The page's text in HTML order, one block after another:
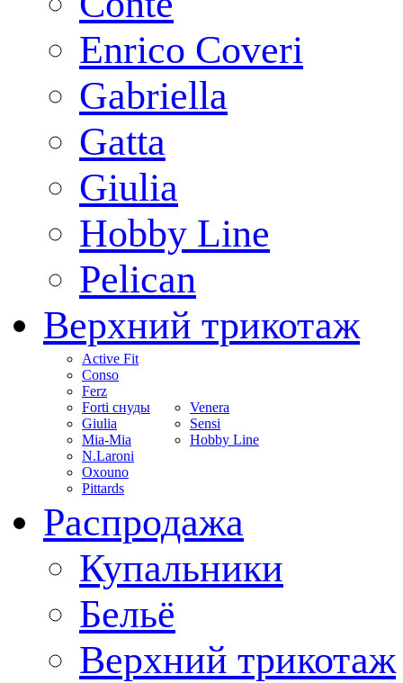
Enrico Coveri
Gabriella
Gatta
Giulia
Hobby Line
Pelican
Верхний трикотаж
Active Fit
Conso
Ferz
Forti снуды
Giulia
Mia-Mia
N.Laroni
Oxouno
Pittards
Venera
Sensi
Hobby Line
Распродажа
Купальники
Бельё
Верхний трикотаж